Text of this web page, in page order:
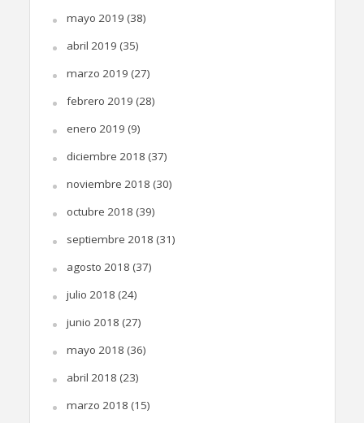
mayo 2019 (38)
abril 2019 (35)
marzo 2019 (27)
febrero 2019 (28)
enero 2019 (9)
diciembre 2018 (37)
noviembre 2018 (30)
octubre 2018 (39)
septiembre 2018 (31)
agosto 2018 (37)
julio 2018 (24)
junio 2018 (27)
mayo 2018 (36)
abril 2018 (23)
marzo 2018 (15)